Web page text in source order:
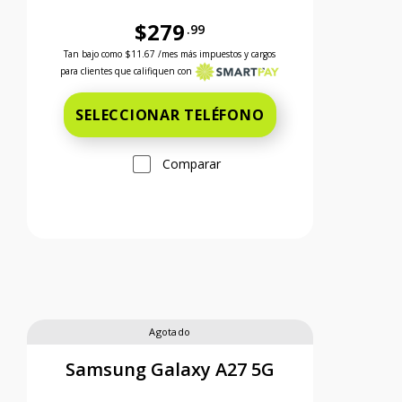
el precio es 299 dollars and 99 cents
$279 .99
Antes el precio era 279 dollars and 99 cents Ahora el
Tan bajo como $11.67 /mes más impuestos y cargos
para clientes que califiquen con
SELECCIONAR TELÉFONO
Comparar
Agotado
Samsung Galaxy A27 5G